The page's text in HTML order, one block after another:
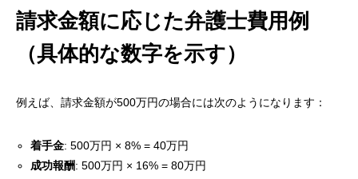
請求金額に応じた弁護士費用例
（具体的な数字を示す）
例えば、請求金額が500万円の場合には次のようになります：
着手金: 500万円 × 8% = 40万円
成功報酬: 500万円 × 16% = 80万円
例
請求金額に応じた弁護士費用例（具体的な数字を示
税務戦略の重要性と具体例
未収金買取サービスを活用した税務戦略（リカバリ
ーアセットサービス）